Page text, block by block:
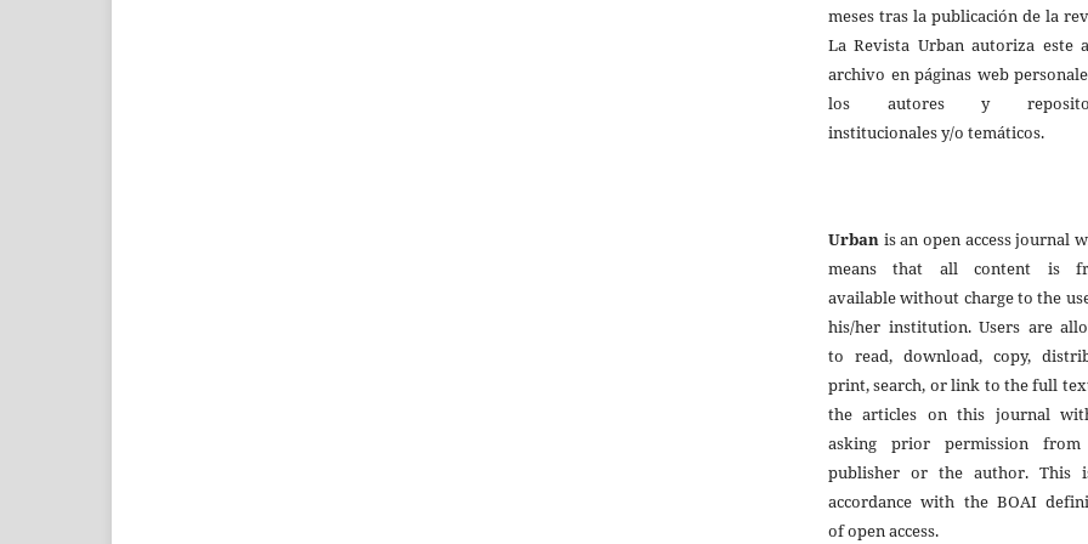
meses tras la publicación de la
La Revista Urban autoriza este
archivo en páginas web
los autores y
institucionales y/o temáticos.
Urban is an open access journal
means that all content is
available without charge to the
his/her institution. Users are
to read, download, copy,
print, search, or link to the full
the articles on this journal
asking prior permission
publisher or the author. This
accordance with the BOAI
of open access.